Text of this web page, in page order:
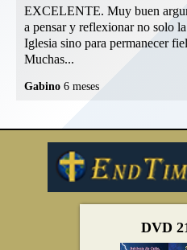
EXCELENTE. Muy buen
a pensar y reflexionar no solo
Iglesia sino para permanecer
Muchas...
Gabino 6 meses
DVD